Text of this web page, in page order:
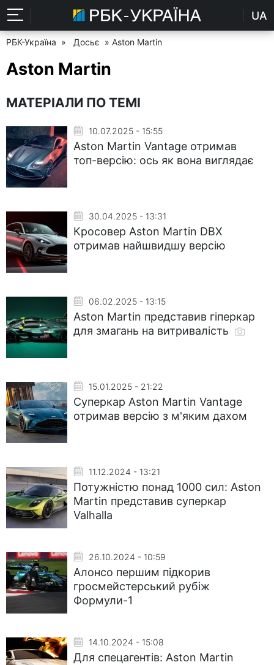
UA
РБК-Україна » Досьє » Aston Martin
Aston Martin
МАТЕРІАЛИ ПО ТЕМІ
10.07.2025 - 15:55
Aston Martin Vantage отримав
топ-версію: ось як вона виглядає
30.04.2025 - 13:31
Кросовер Aston Martin DBX
отримав найшвидшу версію
06.02.2025 - 13:15
Aston Martin представив гіперкар
для змагань на витривалість
15.01.2025 - 21:22
Суперкар Aston Martin Vantage
отримав версію з м'яким дахом
11.12.2024 - 13:21
Потужністю понад 1000 сил: Aston
Martin представив суперкар
Valhalla
26.10.2024 - 10:59
Алонсо першим підкорив
гросмейстерський рубіж
Формули-1
14.10.2024 - 15:08
Для спецагентів: Aston Martin